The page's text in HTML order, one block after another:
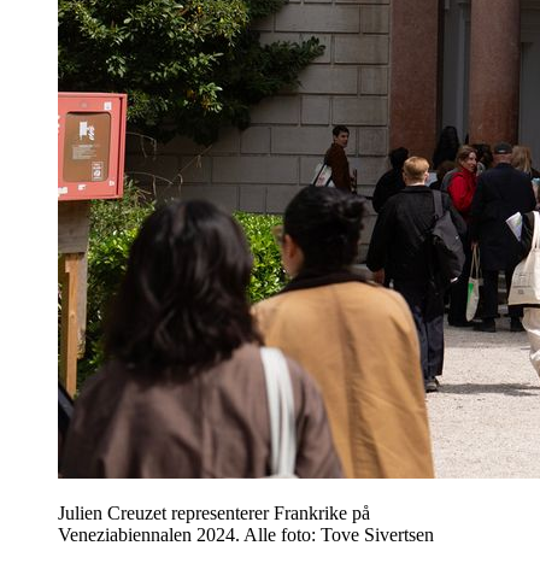
Julien Creuzet representerer Frankrike på
Veneziabiennalen 2024. Alle foto: Tove Sivertsen